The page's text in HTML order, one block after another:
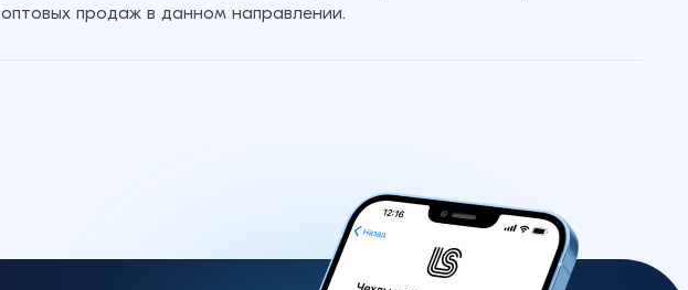
оптовых продаж в данном направлении.